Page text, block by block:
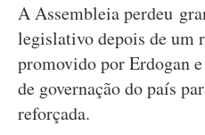
A Assembleia perdeu
legislativo depois de um
promovido por Erdogan
de governação do país
reforçada.